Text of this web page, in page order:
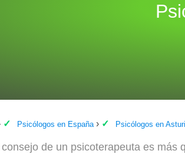
Psicólogos en España Psicólogos en
de un psicoterapeuta es más